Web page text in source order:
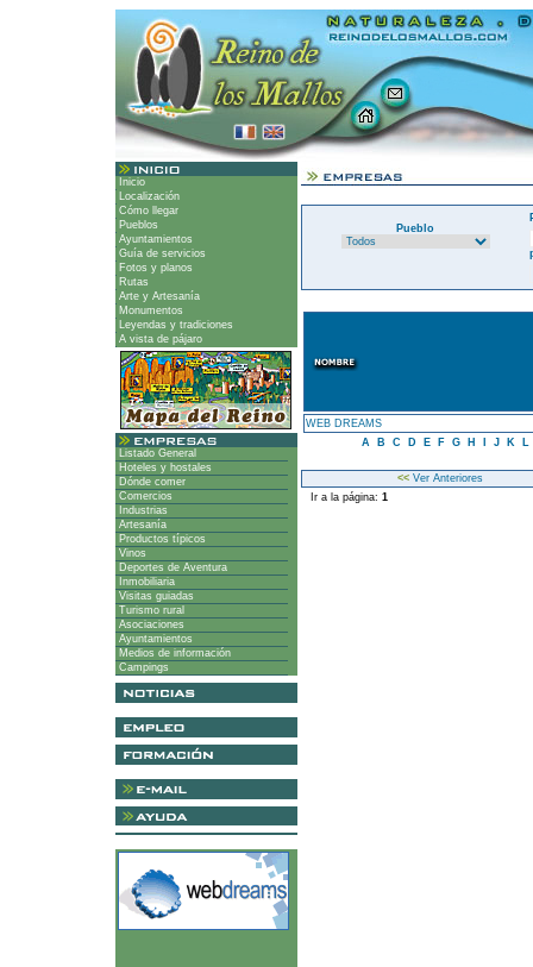
Inicio
Localización
Cómo llegar
Pueblos
Ayuntamientos
Guía de servicios
Fotos y planos
Rutas
Arte y Artesanía
Monumentos
Leyendas y tradiciones
A vista de pájaro
Listado General
Hoteles y hostales
Dónde comer
Comercios
Industrias
Artesanía
Productos típicos
Vinos
Deportes de Aventura
Inmobiliaria
Visitas guiadas
Turismo rural
Asociaciones
Ayuntamientos
Medios de información
Campings
Pueblo
WEB DREAMS
A
B C D E F G H J K L
<<Ver Anteriores
Ir a la página: 1